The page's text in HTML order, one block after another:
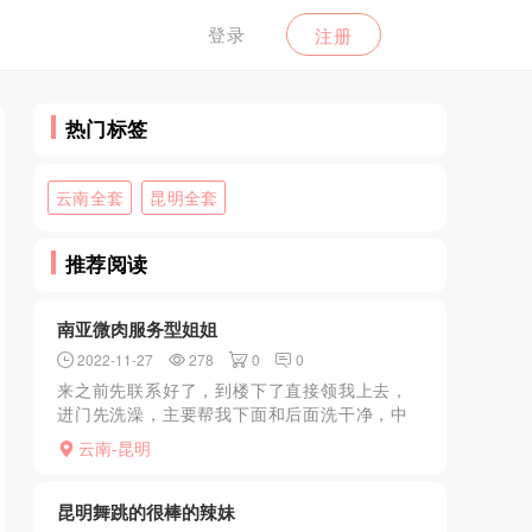
登录 注册
热门标签
云南全套 昆明全套
推荐阅读
南亚微肉服务型姐姐
2022-11-27 278 0 0
来之前先联系好了，到楼下了直接领我上去，
进门先洗澡，主要帮我下面和后面洗干净，中
途用沐浴露猛搓了龟头几下胀的不行，洗干净
后进房就趴在床上开始了，期间来了个69，下
云南-昆明
昆明舞跳的很棒的辣妹